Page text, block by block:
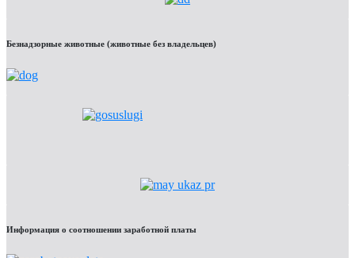
Безнадзорные животные (животные без владельцев)
Информация о соотношении заработной платы